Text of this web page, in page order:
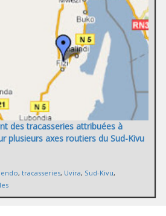
des tracasseries attribuées à
plusieurs axes routiers du Sud-Kivu
, tracasseries, Uvira, Sud-Kivu,